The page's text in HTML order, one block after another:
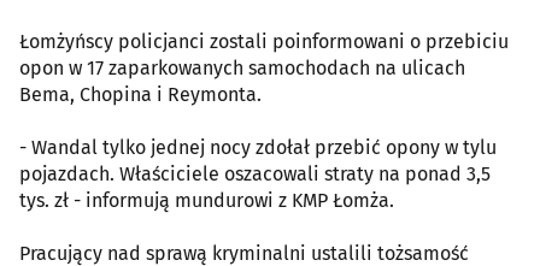
Łomżyńscy policjanci zostali poinformowani o przebiciu
opon w 17 zaparkowanych samochodach na ulicach
Bema, Chopina i Reymonta.
- Wandal tylko jednej nocy zdołał przebić opony w tylu
pojazdach. Właściciele oszacowali straty na ponad 3,5
tys. zł - informują mundurowi z KMP Łomża.
Pracujący nad sprawą kryminalni ustalili tożsamość